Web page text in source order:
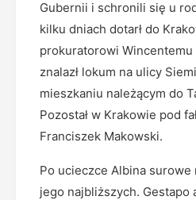
Gubernii i schronili się u
kilku dniach dotarł do
prokuratorowi
znalazł lokum na ulicy
mieszkaniu należącym do
Pozostał w Krakowie pod
Franciszek Makowski.
Po ucieczce Albina surowe
jego najbliższych. Gestapo